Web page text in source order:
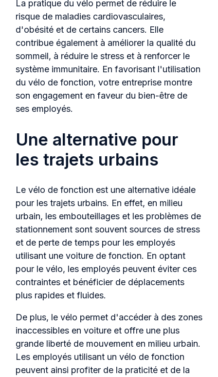
La pratique du vélo permet de réduire le
risque de maladies cardiovasculaires,
d'obésité et de certains cancers. Elle
contribue également à améliorer la qualité du
sommeil, à réduire le stress et à renforcer le
système immunitaire. En favorisant l'utilisation
du vélo de fonction, votre entreprise montre
son engagement en faveur du bien-être de
ses employés.
Une alternative pour
les trajets urbains
Le vélo de fonction est une alternative idéale
pour les trajets urbains. En effet, en milieu
urbain, les embouteillages et les problèmes de
stationnement sont souvent sources de stress
et de perte de temps pour les employés
utilisant une voiture de fonction. En optant
pour le vélo, les employés peuvent éviter ces
contraintes et bénéficier de déplacements
plus rapides et fluides.
De plus, le vélo permet d'accéder à des zones
inaccessibles en voiture et offre une plus
grande liberté de mouvement en milieu urbain.
Les employés utilisant un vélo de fonction
peuvent ainsi profiter de la praticité et de la